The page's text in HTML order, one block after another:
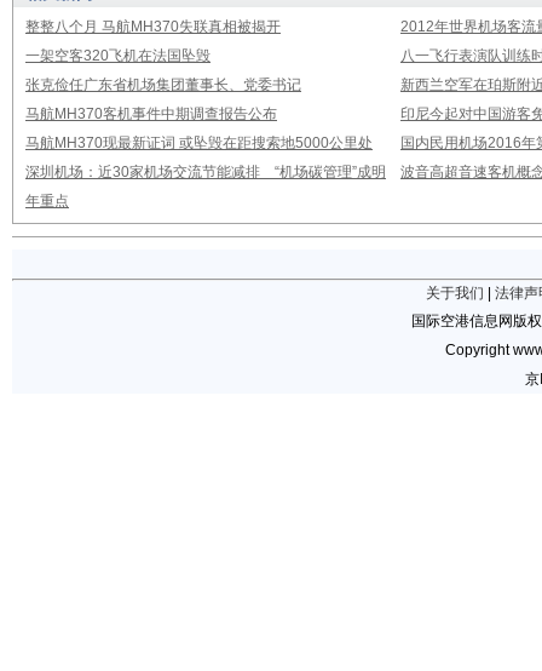
整整八个月 马航MH370失联真相被揭开
2012年世界机场客流
一架空客320飞机在法国坠毁
八一飞行表演队训练
张克俭任广东省机场集团董事长、党委书记
新西兰空军在珀斯附
马航MH370客机事件中期调查报告公布
印尼今起对中国游客
马航MH370现最新证词 或坠毁在距搜索地5000公里处
国内民用机场2016年
深圳机场：近30家机场交流节能减排 “机场碳管理”成明
年重点
波音高超音速客机概
关于我们
法律声
国际空港信息网版
Copyright